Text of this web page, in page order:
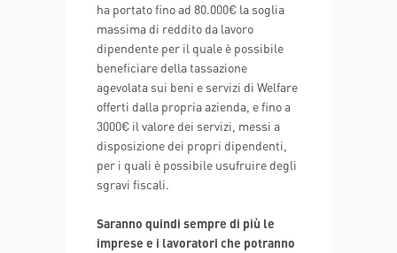
ha portato fino ad 80.000€ la soglia
massima di reddito da lavoro
dipendente per il quale è possibile
beneficiare della tassazione
agevolata sui beni e servizi di Welfare
offerti dalla propria azienda, e fino a
3000€ il valore dei servizi, messi a
disposizione dei propri dipendenti,
per i quali è possibile usufruire degli
sgravi fiscali.
Saranno quindi sempre di più le
imprese e i lavoratori che potranno